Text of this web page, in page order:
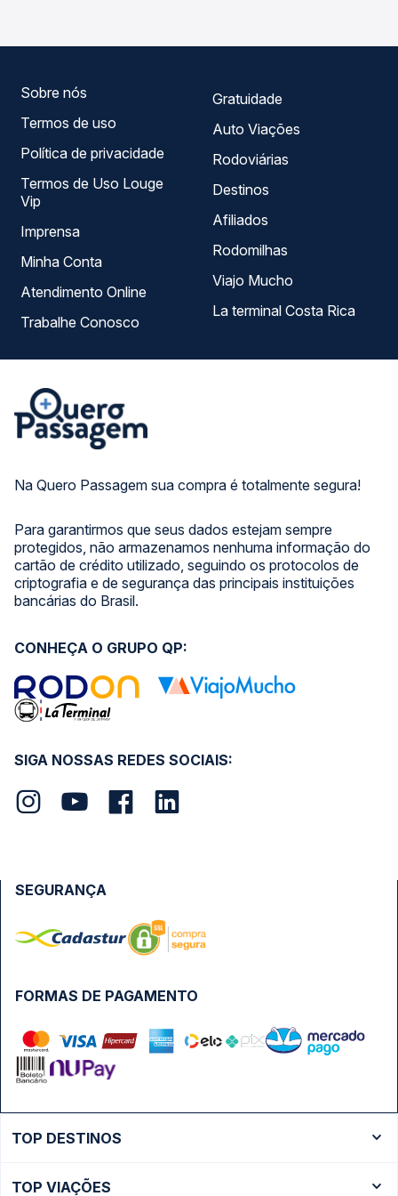
Na Quero Passagem sua compra é totalmente segura!
Para garantirmos que seus dados estejam sempre
protegidos, não armazenamos nenhuma informação do
cartão de crédito utilizado, seguindo os protocolos de
criptografia e de segurança das principais instituições
bancárias do Brasil.
Sobre nós
Termos de uso
Política de privacidade
Termos de Uso Louge
Vip
Imprensa
Minha Conta
Atendimento Online
Trabalhe Conosco
Gratuidade
Auto Viações
Rodoviárias
Destinos
Afiliados
Rodomilhas
Viajo Mucho
La terminal Costa Rica
SIGA NOSSAS REDES SOCIAIS:
CONHEÇA O GRUPO QP:
FORMAS DE PAGAMENTO
SEGURANÇA
TOP DESTINOS
TOP VIAÇÕES